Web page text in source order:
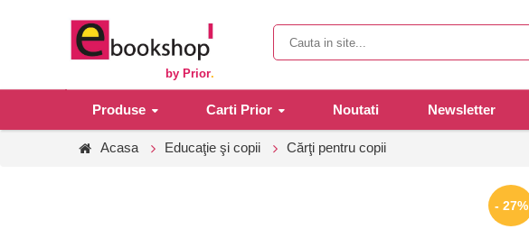
by Prior.
Produse Carti Prior Noutati Newsletter
Acasa Educaţie şi copii Cărţi pentru copii
- 27%